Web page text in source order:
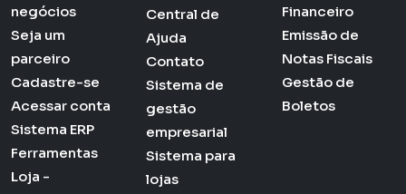
negócios
Seja um
parceiro
Cadastre-se
Acessar conta
Sistema ERP
Ferramentas
Loja -
Central de
Ajuda
Contato
Sistema de
gestão
empresarial
Sistema para
lojas
Financeiro
Emissão de
Notas Fiscais
Gestão de
Boletos